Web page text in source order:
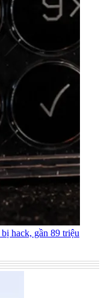
hack, gần 89 triệu